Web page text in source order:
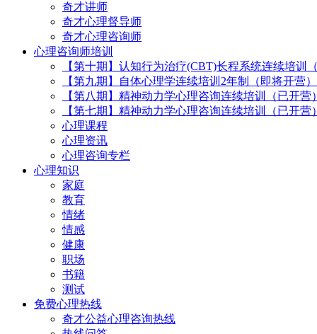
奇才讲师
奇才心理督导师
奇才心理咨询师
心理咨询师培训
【第十期】认知行为治疗(CBT)长程系统连续培训
【第九期】自体心理学连续培训2年制（即将开营）
【第八期】精神动力学心理咨询连续培训（已开营）
【第七期】精神动力学心理咨询连续培训（已开营）
心理课程
心理资讯
心理咨询专栏
心理知识
家庭
教育
情绪
情感
健康
职场
书籍
测试
免费心理热线
奇才公益心理咨询热线